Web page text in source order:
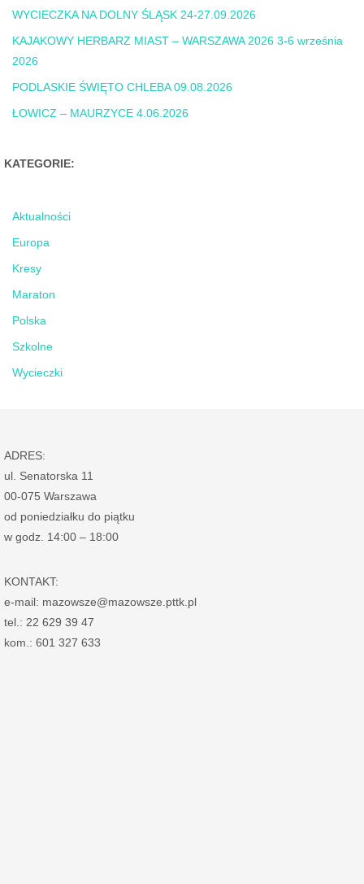
WYCIECZKA NA DOLNY ŚLĄSK 24-27.09.2026
KAJAKOWY HERBARZ MIAST – WARSZAWA 2026 3-6 września
2026
PODLASKIE ŚWIĘTO CHLEBA 09.08.2026
ŁOWICZ – MAURZYCE 4.06.2026
KATEGORIE:
Aktualności
Europa
Kresy
Maraton
Polska
Szkolne
Wycieczki
ADRES:
ul. Senatorska 11
00-075 Warszawa
od poniedziałku do piątku
w godz. 14:00 – 18:00
KONTAKT:
e-mail: mazowsze@mazowsze.pttk.pl
tel.: 22 629 39 47
kom.: 601 327 633